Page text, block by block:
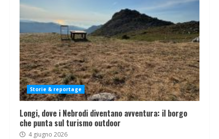
Storie & reportage
Longi, dove i Nebrodi diventano avventura: il borgo
che punta sul turismo outdoor
4 giugno 2026